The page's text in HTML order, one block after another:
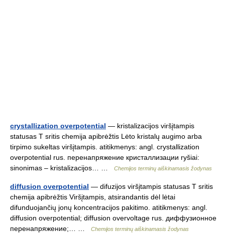
crystallization overpotential — kristalizacijos viršįtampis
statusas T sritis chemija apibrėžtis Lėto kristalų augimo arba
tirpimo sukeltas viršįtampis. atitikmenys: angl. crystallization
overpotential rus. перенапряжение кристаллизации ryšiai:
sinonimas – kristalizacijos… …
Chemijos terminų aiškinamasis žodynas
diffusion overpotential — difuzijos viršįtampis statusas T sritis
chemija apibrėžtis Viršįtampis, atsirandantis dėl lėtai
difunduojančių jonų koncentracijos pakitimo. atitikmenys: angl.
diffusion overpotential; diffusion overvoltage rus. диффузионное
перенапряжение;… …
Chemijos terminų aiškinamasis žodynas